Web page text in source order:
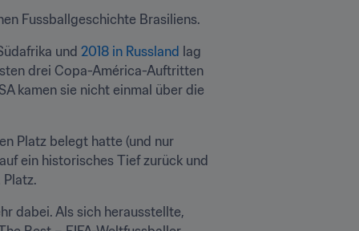
Fussballgeschichte Brasiliens.
und 2018 in Russland lag
drei Copa-América-Auftritten
kamen sie nicht einmal über die
Platz belegt hatte (und nur
ein historisches Tief zurück und
dabei. Als sich herausstellte,